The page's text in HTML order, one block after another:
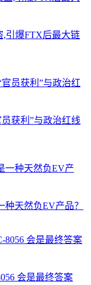
,引爆FTX后最大链
获利”与政治红线
种天然负EV产品？
会是最终答案